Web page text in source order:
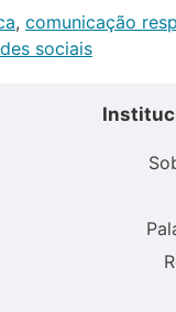
, comunicação
sociais